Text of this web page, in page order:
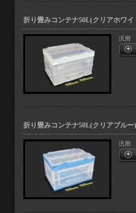
折り畳みコンテナ50L(クリアホワイ
汎用
折り畳みコンテナ50L(クリアブルー)
汎用